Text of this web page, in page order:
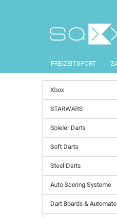
FREIZEITSPORT
Xbox
STARWARS
Spieler Darts
Soft Darts
Steel Darts
Auto Scoring Systeme
Dart Boards &